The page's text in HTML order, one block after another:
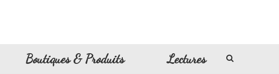
Boutiques & Produits Lectures